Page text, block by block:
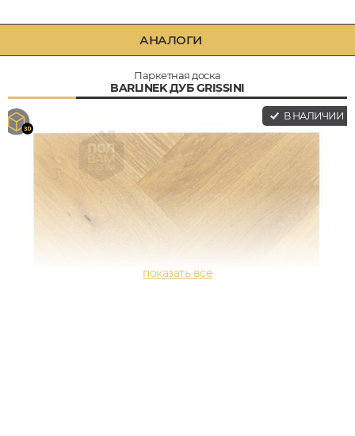
АНАЛОГИ
Паркетная доска
BARLINEK ДУБ GRISSINI
В НАЛИЧИИ